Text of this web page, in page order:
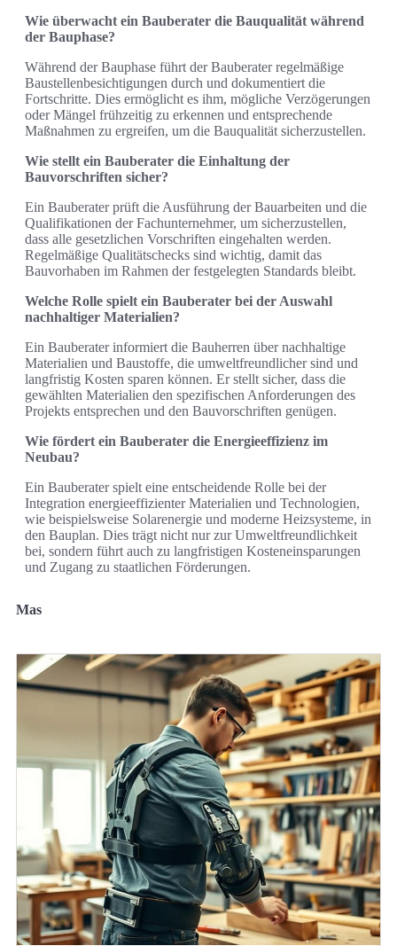
Wie überwacht ein Bauberater die Bauqualität während
der Bauphase?
Während der Bauphase führt der Bauberater regelmäßige
Baustellenbesichtigungen durch und dokumentiert die
Fortschritte. Dies ermöglicht es ihm, mögliche Verzögerungen
oder Mängel frühzeitig zu erkennen und entsprechende
Maßnahmen zu ergreifen, um die Bauqualität sicherzustellen.
Wie stellt ein Bauberater die Einhaltung der
Bauvorschriften sicher?
Ein Bauberater prüft die Ausführung der Bauarbeiten und die
Qualifikationen der Fachunternehmer, um sicherzustellen,
dass alle gesetzlichen Vorschriften eingehalten werden.
Regelmäßige Qualitätschecks sind wichtig, damit das
Bauvorhaben im Rahmen der festgelegten Standards bleibt.
Welche Rolle spielt ein Bauberater bei der Auswahl
nachhaltiger Materialien?
Ein Bauberater informiert die Bauherren über nachhaltige
Materialien und Baustoffe, die umweltfreundlicher sind und
langfristig Kosten sparen können. Er stellt sicher, dass die
gewählten Materialien den spezifischen Anforderungen des
Projekts entsprechen und den Bauvorschriften genügen.
Wie fördert ein Bauberater die Energieeffizienz im
Neubau?
Ein Bauberater spielt eine entscheidende Rolle bei der
Integration energieeffizienter Materialien und Technologien,
wie beispielsweise Solarenergie und moderne Heizsysteme, in
den Bauplan. Dies trägt nicht nur zur Umweltfreundlichkeit
bei, sondern führt auch zu langfristigen Kosteneinsparungen
und Zugang zu staatlichen Förderungen.
Mas